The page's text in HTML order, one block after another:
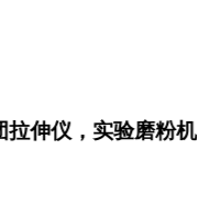
拉伸仪，实验磨粉机